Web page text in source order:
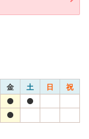
金 土 日 祝